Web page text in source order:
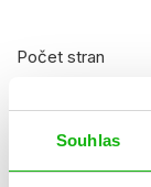
Souhlas
Počet stran
Datum vydání